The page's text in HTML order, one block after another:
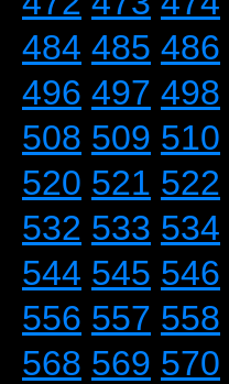
484 485 486
496 497 498
508 509 510
520 521 522
532 533 534
544 545 546
556 557 558
568 569 570